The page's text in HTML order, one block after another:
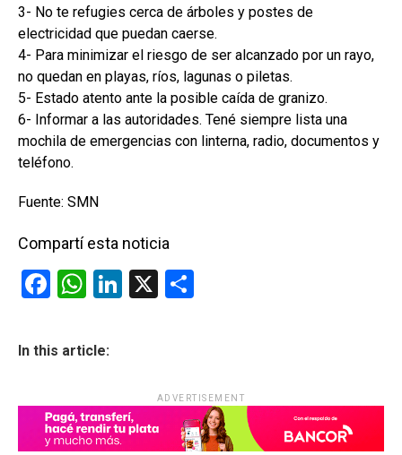
3- No te refugies cerca de árboles y postes de
electricidad que puedan caerse.
4- Para minimizar el riesgo de ser alcanzado por un rayo,
no quedan en playas, ríos, lagunas o piletas.
5- Estado atento ante la posible caída de granizo.
6- Informar a las autoridades. Tené siempre lista una
mochila de emergencias con linterna, radio, documentos y
teléfono.
Fuente: SMN
Compartí esta noticia
F
ce
o
o
W
at
A
p
Li
n
X
ar
tir
In this article:
ADVERTISEMENT